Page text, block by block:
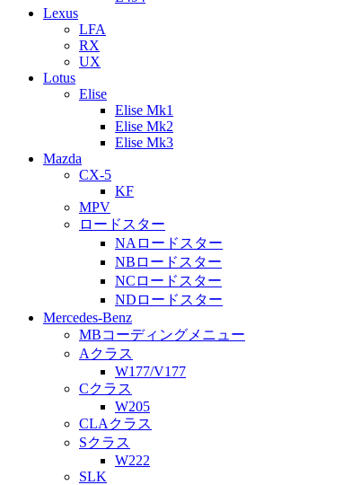
Lexus
LFA
RX
UX
Lotus
Elise
Elise Mk1
Elise Mk2
Elise Mk3
Mazda
CX-5
KF
MPV
ロードスター
NAロードスター
NBロードスター
NCロードスター
NDロードスター
Mercedes-Benz
MBコーディングメニュー
Aクラス
W177/V177
Cクラス
W205
CLAクラス
Sクラス
W222
SLK